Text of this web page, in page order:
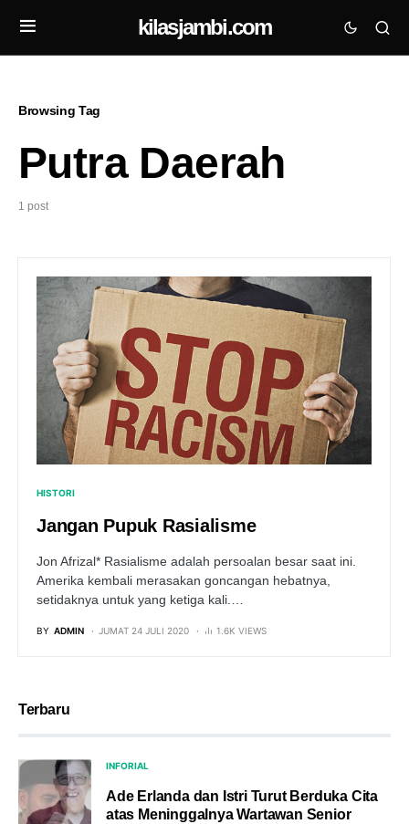
kilasjambi.com
Browsing Tag
Putra Daerah
1 post
HISTORI
Jangan Pupuk Rasialisme
Jon Afrizal* Rasialisme adalah persoalan besar saat ini.
Amerika kembali merasakan goncangan hebatnya,
setidaknya untuk yang ketiga kali.…
BY ADMIN JUMAT 24 JULI 2020 1.6K VIEWS
Terbaru
INFORIAL
Ade Erlanda dan Istri Turut Berduka Cita
atas Meninggalnya Wartawan Senior